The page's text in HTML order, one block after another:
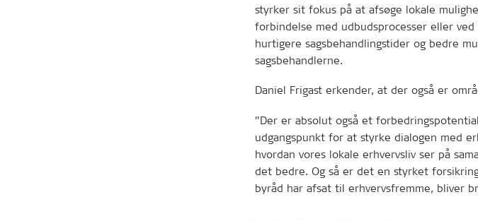
styrker sit fokus på at afsøge lokale
forbindelse med udbudsprocesser eller
hurtigere sagsbehandlingstider og bedre
sagsbehandlerne.
Daniel Frigast erkender, at der også er
”Der er absolut også et
udgangspunkt for at styrke dialogen med
hvordan vores lokale erhvervsliv ser på
det bedre. Og så er det en styrket
byråd har afsat til erhvervsfremme, bliver